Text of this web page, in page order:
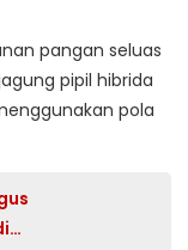
pangan seluas
pipil hibrida
pola